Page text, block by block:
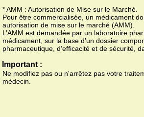
* AMM : Autorisation de Mise sur le Marché.
Pour être commercialisée, un médicament
autorisation de mise sur le marché (AMM).
L’AMM est demandée par un laboratoire
médicament, sur la base d’un dossier
pharmaceutique, d’efficacité et de sécurité,
Important :
Ne modifiez pas ou n'arrêtez pas votre
médecin.